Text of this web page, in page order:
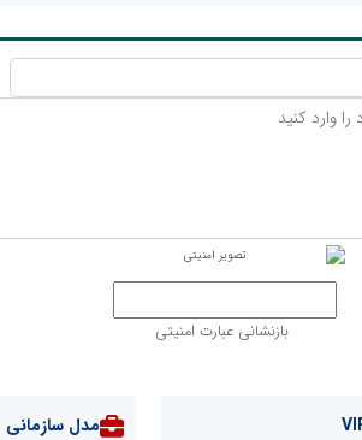
بازنشانی عبارت امنیتی
مدل سازمانی